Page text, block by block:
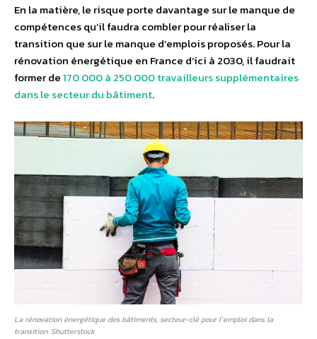
En la matière, le risque porte davantage sur le manque de
compétences qu’il faudra combler pour réaliser la
transition que sur le manque d’emplois proposés. Pour la
rénovation énergétique en France d’ici à 2030, il faudrait
former de170 000 à 250 000 travailleurs supplémentaires
dans le secteur du bâtiment.
La rénovation énergétique des bâtiments, secteur-clé pour l’emploi dans la
transition. Shutterstock